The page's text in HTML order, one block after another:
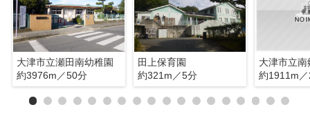
大津市立瀬田南幼稚園
約3976m／50分
田上保育園
約321m／5分
大津市立南
約1911m